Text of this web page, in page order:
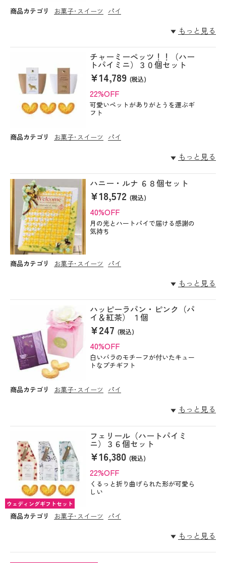
商品カテゴリ お菓子･スイーツ パイ
もっと見る
チャーミーペッツ！！（ハー
トパイミニ）３０個セット
¥14,789(税込)
22%OFF
可愛いペットがありがとうを運ぶギ
フト
商品カテゴリ お菓子･スイーツ パイ
もっと見る
ハニー・ルナ ６８個セット
¥18,572(税込)
40%OFF
月の光とハートパイで届ける感謝の
気持ち
商品カテゴリ お菓子･スイーツ パイ
もっと見る
ハッピーラパン・ピンク（パ
イ＆紅茶） １個
¥247(税込)
40%OFF
白いバラのモチーフが付いたキュー
トなプチギフト
商品カテゴリ お菓子･スイーツ パイ
もっと見る
ウェディングギフトセット
フェリール（ハートパイミ
ニ）３６個セット
¥16,380(税込)
22%OFF
くるっと折り曲げられた形が可愛ら
しい
商品カテゴリ お菓子･スイーツ パイ
もっと見る